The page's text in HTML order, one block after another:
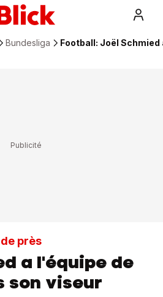
Bundesliga Football: Joël
près
a l'équipe de
son viseur